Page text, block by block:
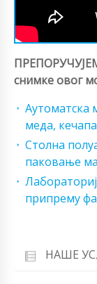
снимке овог
Аутоматска
меда,
Столна
паковање
припрему
НАШЕ